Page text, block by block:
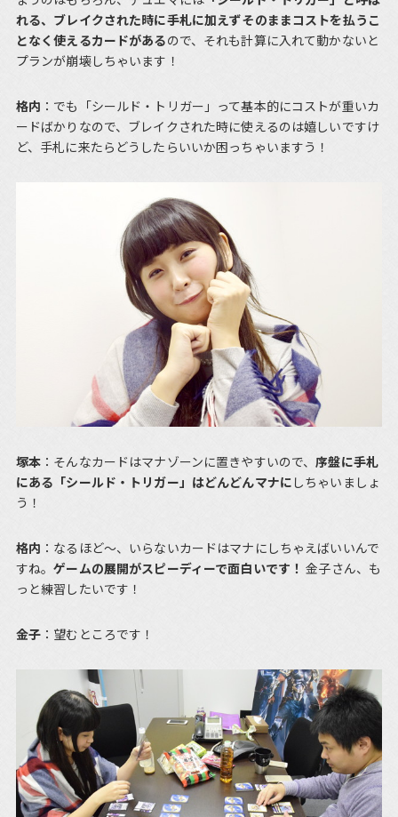
れる、ブレイクされた時に手札に加えずそのままコストを払うこ
となく使えるカードがあるので、それも計算に入れて動かないと
プランが崩壊しちゃいます！
格内 ：でも「シールド・トリガー」って基本的にコストが重いカ
ードばかりなので、ブレイクされた時に使えるのは嬉しいですけ
ど、手札に来たらどうしたらいいか困っちゃいますう！
塚本 ：そんなカードはマナゾーンに置きやすいので、序盤に手札
にある「シールド・トリガー」はどんどんマナに しちゃいましょ
う！
格内 ：なるほど〜、いらないカードはマナにしちゃえばいいんで
すね。ゲームの展開がスピーディーで面白いです！ 金子さん、も
っと練習したいです！
金子 ：望むところです！